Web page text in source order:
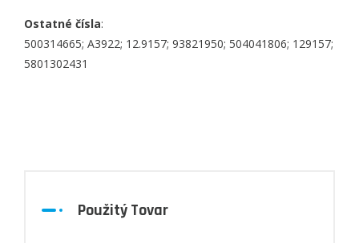
Ostatné čísla:
500314665; A3922; 12.9157; 93821950; 504041806; 129157;
5801302431
Použitý Tovar